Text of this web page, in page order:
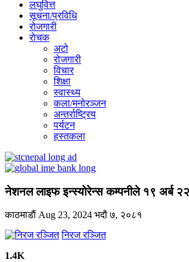
लघुवित्त
सूचना/प्रविधि
रोजगारी
राेचक
अटो
रोजगारी
विचार
शिक्षा
स्वास्थ्य
कला/मनोरञ्जन
अन्तर्राष्ट्रिय
पर्यटन
हस्तकला
नेशनल लाइफ इन्स्योरेन्स कम्पनीले १९ अर्ब
काठमाडाैं Aug 23, 2024 भदौ ७, २०८१
निरज रञ्जित
1.4K